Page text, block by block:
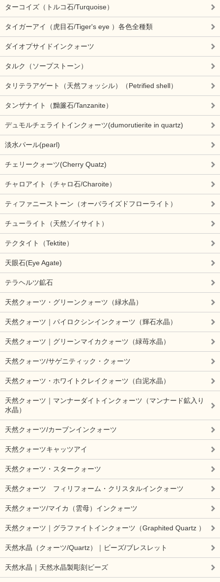
ターコイズ（トルコ石/Turquoise）
タイガーアイ（虎目石/Tiger's eye ）各色全種類
ダイオプサイドインクォーツ
タルク（ソープストーン）
タリテラアゲート（天然フォッシル）（Petrified shell）
タンザナイト（黝簾石/Tanzanite）
デュモルチェライトインクォーツ(dumorutierite in quartz)
淡水パール(pearl)
チェリークォーツ(Cherry Quatz)
チャロアイト（チャロ石/Charoite）
ティファニーストーン（オーバライズドフローライト）
チューライト（天然ゾイサイト）
テクタイト（Tektite）
天眼石(Eye Agate)
テラヘルツ鉱石
天然クォーツ・グリーンクォーツ（緑水晶）
天然クォーツ｜パイロクシンインクォーツ（輝石水晶）
天然クォーツ｜グリーンマイカクォーツ（緑苺水晶）
天然クォーツ/サゲニティック・クォーツ
天然クォーツ・ホワイトクレイクォーツ（白泥水晶）
天然クォーツ｜マンナーダイトインクォーツ（マンナード鉱入り
水晶）
天然クォーツ/カーブンインクォーツ
天然クォーツキャッツアイ
天然クォーツ・スタークォーツ
天然クォーツ フィリフォーム・クリスタルインクォーツ
天然クォーツ/マイカ（雲母）インクォーツ
天然クォーツ｜グラファイトインクォーツ（Graphited Quartz ）
天然水晶（クォーツ/Quartz）｜ビーズ/ブレスレット
天然水晶｜天然水晶製彫刻ビーズ